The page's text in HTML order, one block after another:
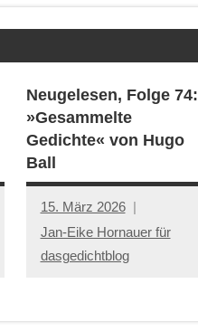
Neugelesen, Folge 74:
»Gesammelte
Gedichte« von Hugo
Ball
15. März 2026
Jan-Eike Hornauer für
dasgedichtblog